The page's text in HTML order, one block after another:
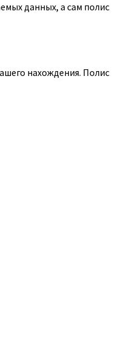
данных, а сам полис
нахождения. Полис